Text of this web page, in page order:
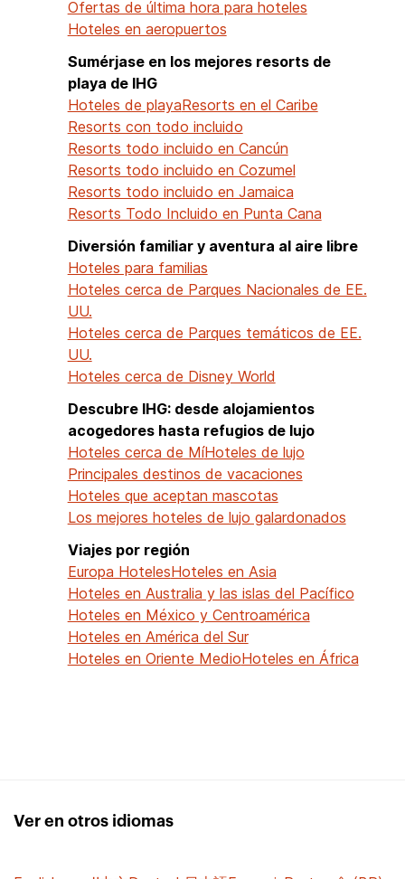
Ofertas de última hora para hoteles
Hoteles en aeropuertos
Sumérjase en los mejores resorts de
playa de IHG
Hoteles de playaResorts en el Caribe
Resorts con todo incluido
Resorts todo incluido en Cancún
Resorts todo incluido en Cozumel
Resorts todo incluido en Jamaica
Resorts Todo Incluido en Punta Cana
Diversión familiar y aventura al aire libre
Hoteles para familias
Hoteles cerca de Parques Nacionales de EE.
UU.
Hoteles cerca de Parques temáticos de EE.
UU.
Hoteles cerca de Disney World
Descubre IHG: desde alojamientos
acogedores hasta refugios de lujo
Hoteles cerca de MíHoteles de lujo
Principales destinos de vacaciones
Hoteles que aceptan mascotas
Los mejores hoteles de lujo galardonados
Viajes por región
Europa HotelesHoteles en Asia
Hoteles en Australia y las islas del Pacífico
Hoteles en México y Centroamérica
Hoteles en América del Sur
Hoteles en Oriente MedioHoteles en África
Ver en otros idiomas